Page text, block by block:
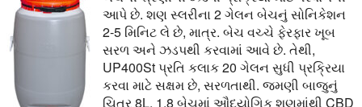
આપે છે. શણ સ્લરીના 2 ગેલન બેચનું સોનિકેશન
2-5 મિનિટ લે છે, માત્ર. બેચ વચ્ચે ફેરફાર ખૂબ
સરળ અને ઝડપથી કરવામાં આવે છે. તેથી,
UP400St પ્રતિ કલાક 20 ગેલન સુધી પ્રક્રિયા
કરવા માટે સક્ષમ છે, સરળતાથી. જમણી બાજુનું
ચિત્ર 8L, 1.8 બેચમાં ઔદ્યોગિક શણમાંથી CBD